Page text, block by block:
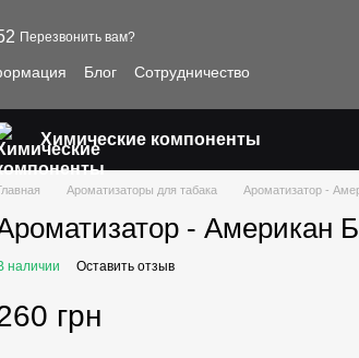
Перезвонить вам?
Блог Сотрудничество
Химические компоненты
Ароматизаторы для табака Ароматизатор -
- Американ
наличии Оставить отзыв
грн